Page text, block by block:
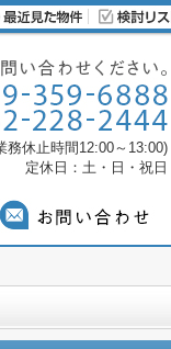
務休止時間12:00～13:00)
定休日：土・日・祝日